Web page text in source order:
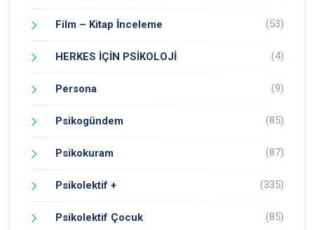
Film – Kitap İnceleme (53)
HERKES İÇİN PSİKOLOJİ (4)
Persona (9)
Psikogündem (85)
Psikokuram (87)
Psikolektif + (335)
Psikolektif Çocuk (85)